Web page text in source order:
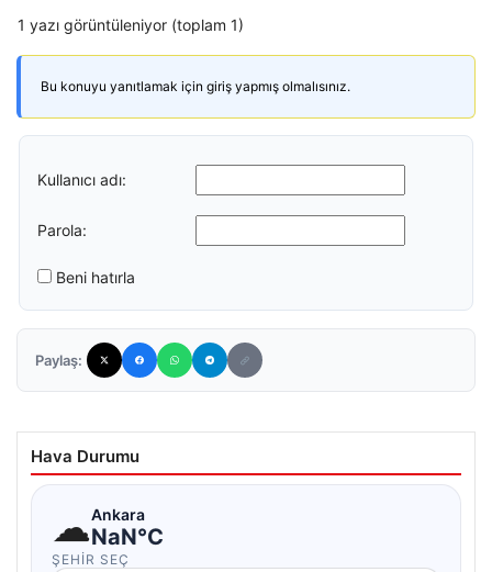
1 yazı görüntüleniyor (toplam 1)
Bu konuyu yanıtlamak için giriş yapmış olmalısınız.
Kullanıcı adı:
Parola:
Beni hatırla
Paylaş:
Hava Durumu
☁Ankara
NaN°C
ŞEHIR SEÇ